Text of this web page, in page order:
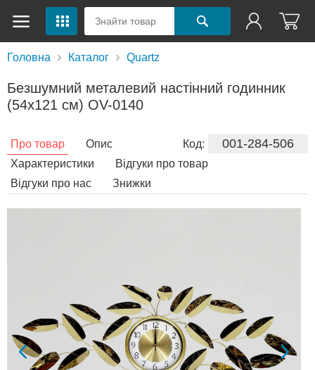
Головна Каталог Quartz
Безшумний металевий настінний годинник
(54х121 см) OV-0140
Код: 001-284-506
Про товар
Опис
Характеристики
Відгуки про товар
Відгуки про нас
Знижки